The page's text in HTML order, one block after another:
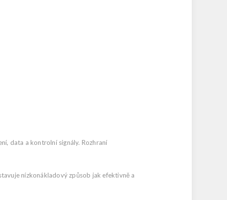
data a kontrolní signály. Rozhraní
nízkonákladový způsob jak efektivně a